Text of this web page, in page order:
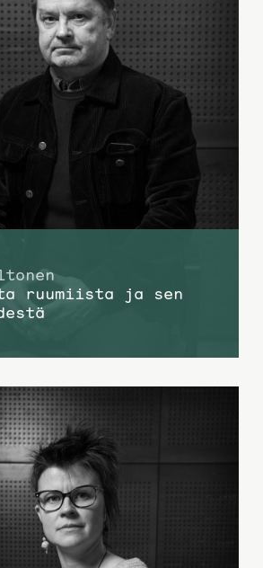
ruumiista ja sen